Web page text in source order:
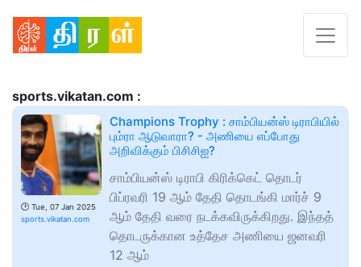
sports.vikatan.com :
🕑 Tue, 07 Jan 2025
sports.vikatan.com
Champions Trophy : சாம்பியன்ஸ் டிராபியில்
பும்ரா ஆடுவாரா? - அணியை எப்போது
அறிவிக்கும் பிசிசிஐ?
சாம்பியன்ஸ் டிராபி கிரிக்கெட் தொடர்
பிப்ரவரி 19 ஆம் தேதி தொடங்கி மார்ச் 9
ஆம் தேதி வரை நடக்கவிருக்கிறது. இந்தத்
தொடருக்கான உத்தேச அணியை ஜனவரி
12 ஆம்